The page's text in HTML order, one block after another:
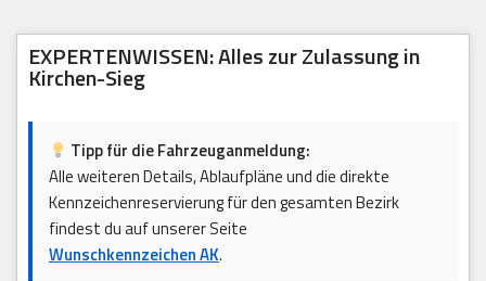
EXPERTENWISSEN: Alles zur Zulassung in
Kirchen-Sieg
Tipp für die Fahrzeuganmeldung:
Alle weiteren Details, Ablaufpläne und die direkte
Kennzeichenreservierung für den gesamten Bezirk
findest du auf unserer Seite
Wunschkennzeichen AK.